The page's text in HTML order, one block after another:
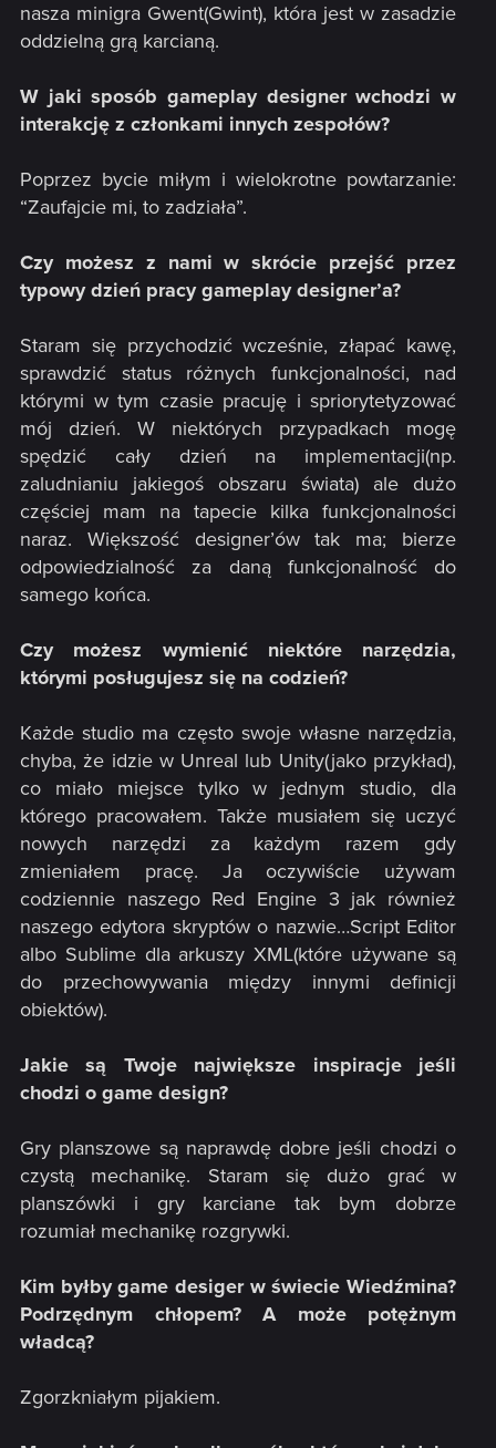
nasza minigra Gwent(Gwint), która jest w zasadzie
oddzielną grą karcianą.
W jaki sposób gameplay designer wchodzi w
interakcję z członkami innych zespołów?
Poprzez bycie miłym i wielokrotne powtarzanie:
“Zaufajcie mi, to zadziała”.
Czy możesz z nami w skrócie przejść przez
typowy dzień pracy gameplay designer’a?
Staram się przychodzić wcześnie, złapać kawę,
sprawdzić status różnych funkcjonalności, nad
którymi w tym czasie pracuję i spriorytetyzować
mój dzień. W niektórych przypadkach mogę
spędzić cały dzień na implementacji(np.
zaludnianiu jakiegoś obszaru świata) ale dużo
częściej mam na tapecie kilka funkcjonalności
naraz. Większość designer’ów tak ma; bierze
odpowiedzialność za daną funkcjonalność do
samego końca.
Czy możesz wymienić niektóre narzędzia,
którymi posługujesz się na codzień?
Każde studio ma często swoje własne narzędzia,
chyba, że idzie w Unreal lub Unity(jako przykład),
co miało miejsce tylko w jednym studio, dla
którego pracowałem. Także musiałem się uczyć
nowych narzędzi za każdym razem gdy
zmieniałem pracę. Ja oczywiście używam
codziennie naszego Red Engine 3 jak również
naszego edytora skryptów o nazwie…Script Editor
albo Sublime dla arkuszy XML(które używane są
do przechowywania między innymi definicji
obiektów).
Jakie są Twoje największe inspiracje jeśli
chodzi o game design?
Gry planszowe są naprawdę dobre jeśli chodzi o
czystą mechanikę. Staram się dużo grać w
planszówki i gry karciane tak bym dobrze
rozumiał mechanikę rozgrywki.
Kim byłby game desiger w świecie Wiedźmina?
Podrzędnym chłopem? A może potężnym
władcą?
Zgorzkniałym pijakiem.